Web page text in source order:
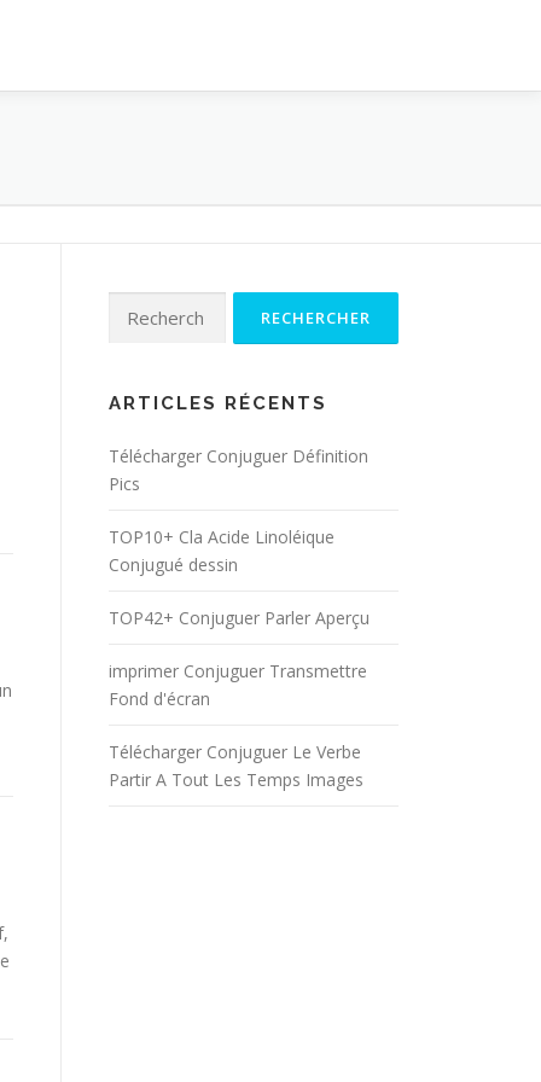
Rechercher :
ARTICLES RÉCENTS
Télécharger Conjuguer Définition
Pics
TOP10+ Cla Acide Linoléique
Conjugué dessin
TOP42+ Conjuguer Parler Aperçu
imprimer Conjuguer Transmettre
Fond d'écran
Télécharger Conjuguer Le Verbe
Partir A Tout Les Temps Images